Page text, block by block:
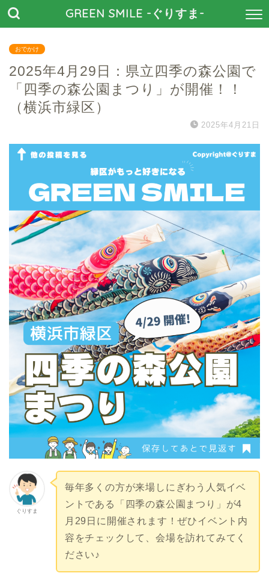
GREEN SMILE -ぐりすま-
おでかけ
2025年4月29日：県立四季の森公園で
「四季の森公園まつり」が開催！！
（横浜市緑区）
2025年4月21日
ぐりすま
毎年多くの方が来場しにぎわう人気イベ
ントである「四季の森公園まつり」が4
月29日に開催されます！ぜひイベント内
容をチェックして、会場を訪れてみてく
ださい♪